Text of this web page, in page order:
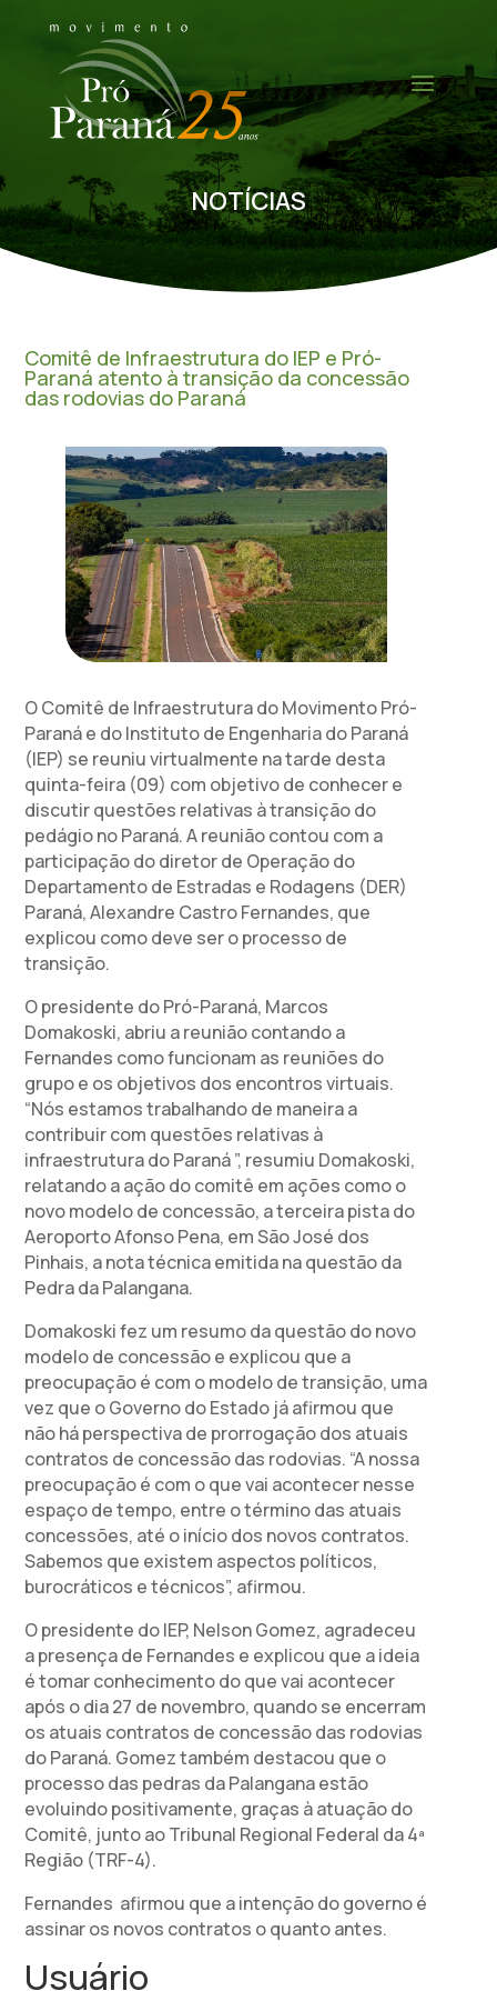
NOTÍCIAS
Comitê de Infraestrutura do IEP e Pró-
Paraná atento à transição da concessão
das rodovias do Paraná
O Comitê de Infraestrutura do Movimento Pró-
Paraná e do Instituto de Engenharia do Paraná
(IEP) se reuniu virtualmente na tarde desta
quinta-feira (09) com objetivo de conhecer e
discutir questões relativas à transição do
pedágio no Paraná. A reunião contou com a
participação do diretor de Operação do
Departamento de Estradas e Rodagens (DER)
Paraná, Alexandre Castro Fernandes, que
explicou como deve ser o processo de
transição.
O presidente do Pró-Paraná, Marcos
Domakoski, abriu a reunião contando a
Fernandes como funcionam as reuniões do
grupo e os objetivos dos encontros virtuais.
“Nós estamos trabalhando de maneira a
contribuir com questões relativas à
infraestrutura do Paraná ”, resumiu Domakoski,
relatando a ação do comitê em ações como o
novo modelo de concessão, a terceira pista do
Aeroporto Afonso Pena, em São José dos
Pinhais, a nota técnica emitida na questão da
Pedra da Palangana.
Domakoski fez um resumo da questão do novo
modelo de concessão e explicou que a
preocupação é com o modelo de transição, uma
vez que o Governo do Estado já afirmou que
não há perspectiva de prorrogação dos atuais
contratos de concessão das rodovias. “A nossa
preocupação é com o que vai acontecer nesse
espaço de tempo, entre o término das atuais
concessões, até o início dos novos contratos.
Sabemos que existem aspectos políticos,
burocráticos e técnicos”, afirmou.
O presidente do IEP, Nelson Gomez, agradeceu
a presença de Fernandes e explicou que a ideia
é tomar conhecimento do que vai acontecer
após o dia 27 de novembro, quando se encerram
os atuais contratos de concessão das rodovias
do Paraná. Gomez também destacou que o
processo das pedras da Palangana estão
evoluindo positivamente, graças à atuação do
Comitê, junto ao Tribunal Regional Federal da 4ª
Região (TRF-4).
Fernandes afirmou que a intenção do governo é
assinar os novos contratos o quanto antes.
Usuário